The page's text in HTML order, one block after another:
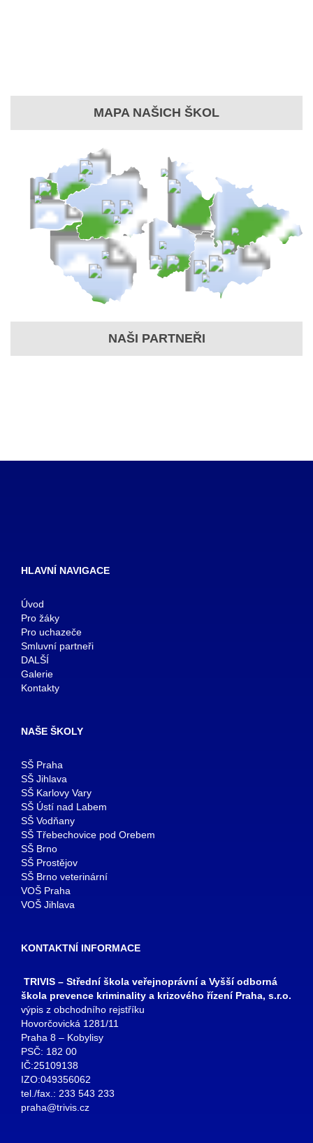
MAPA NAŠICH ŠKOL
NAŠI PARTNEŘI
HLAVNÍ NAVIGACE
Úvod
Pro žáky
Pro uchazeče
Smluvní partneři
DALŠÍ
Galerie
Kontakty
NAŠE ŠKOLY
SŠ Praha
SŠ Jihlava
SŠ Karlovy Vary
SŠ Ústí nad Labem
SŠ Vodňany
SŠ Třebechovice pod Orebem
SŠ Brno
SŠ Prostějov
SŠ Brno veterinární
VOŠ Praha
VOŠ Jihlava
KONTAKTNÍ INFORMACE
TRIVIS – Střední škola veřejnoprávní a Vyšší odborná
škola prevence kriminality a krizového řízení Praha, s.r.o.
výpis z obchodního rejstříku
Hovorčovická 1281/11
Praha 8 – Kobylisy
PSČ: 182 00
IČ:25109138
IZO:049356062
tel./fax.: 233 543 233
praha@trivis.cz